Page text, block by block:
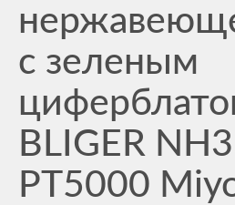
с зеленым
BLIGER
PT5000